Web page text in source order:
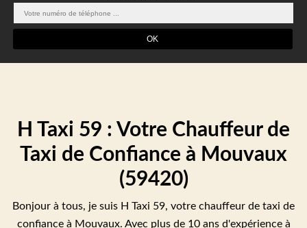
H Taxi 59 : Votre Chauffeur de
Taxi de Confiance à Mouvaux
(59420)
Bonjour à tous, je suis H Taxi 59, votre chauffeur de taxi de
confiance à Mouvaux. Avec plus de 10 ans d'expérience à